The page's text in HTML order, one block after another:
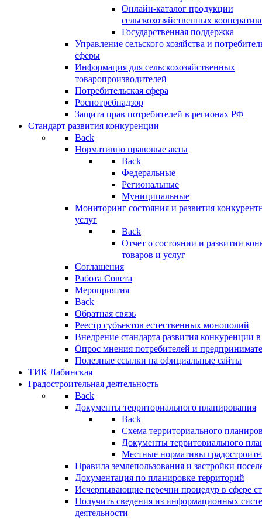
Онлайн-каталог продукции
сельскохозяйственных
Государственная поддержка
Управление сельского хозяйства и
сферы
Информация для сельскохозяйственных
товаропроизводителей
Потребительская сфера
Роспотребнадзор
Защита прав потребителей в регионах РФ
Стандарт развития конкуренции
Back
Нормативно правовые акты
Back
Федеральные
Региональные
Муниципальные
Мониторинг состояния и развития
услуг
Back
Отчет о состоянии и развитии
товаров и услуг
Соглашения
Работа Совета
Мероприятия
Back
Обратная связь
Реестр субъектов естественных монополий
Внедрение стандарта развития конкуренции
Опрос мнения потребителей и
Полезные ссылки на официальные сайты
ТИК Лабинская
Градостроительная деятельность
Back
Документы территориального планирования
Back
Схема территориального
Документы территориального
Местные нормативы
Правила землепользования и застройки
Документация по планировке территорий
Исчерпывающие перечни процедур в сфере
Получить сведения из информационных
деятельности